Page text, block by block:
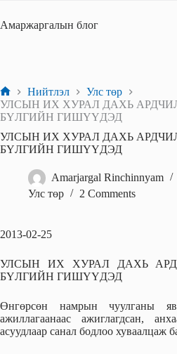
content
Амаржаргалын блог
Home
Нийтлэл
Улс төр
УЛСЫН ИХ ХУРАЛ ДАХЬ
БҮЛГИЙН ГИШҮҮДЭД
УЛСЫН ИХ ХУРАЛ ДАХЬ
БҮЛГИЙН ГИШҮҮДЭД
Amarjargal Rinchinnyam
Улс төр
2 Comments
2013-02-25
УЛСЫН ИХ ХУРАЛ ДАХЬ
БҮЛГИЙН ГИШҮҮДЭД
Өнгөрсөн намрын чуулганы
ажиллагаанаас ажиглагдсан,
асуудлаар санал бодлоо хуваалцаж